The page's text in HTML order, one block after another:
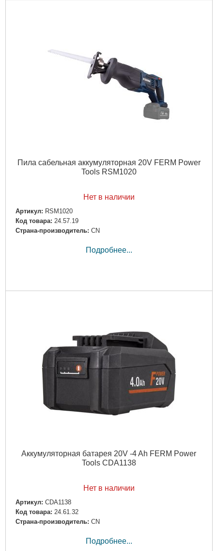
Пила сабельная аккумуляторная 20V FERM Power
Tools RSM1020
Нет в наличии
Артикул: RSM1020
Код товара: 24.57.19
Страна-производитель: CN
Подробнее...
Аккумуляторная батарея 20V -4 Ah FERM Power
Tools CDA1138
Нет в наличии
Артикул: CDA1138
Код товара: 24.61.32
Страна-производитель: CN
Подробнее...